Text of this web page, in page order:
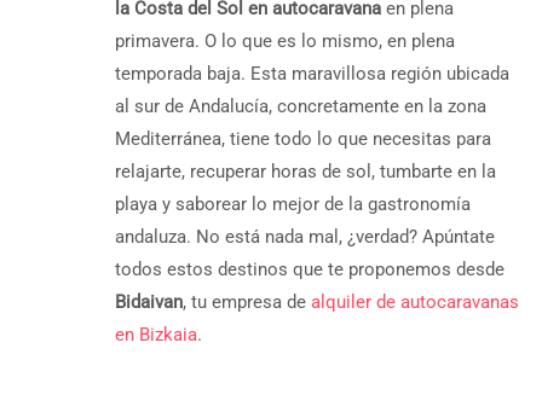
la Costa del Sol en autocaravana en plena
primavera. O lo que es lo mismo, en plena
temporada baja. Esta maravillosa región ubicada
al sur de Andalucía, concretamente en la zona
Mediterránea, tiene todo lo que necesitas para
relajarte, recuperar horas de sol, tumbarte en la
playa y saborear lo mejor de la gastronomía
andaluza. No está nada mal, ¿verdad? Apúntate
todos estos destinos que te proponemos desde
Bidaivan, tu empresa de alquiler de autocaravanas
en Bizkaia.